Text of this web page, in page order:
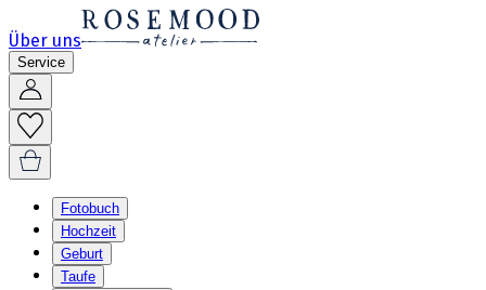
Über uns
Service
Fotobuch
Hochzeit
Geburt
Taufe